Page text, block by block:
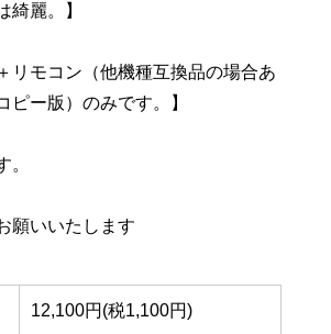
綺麗。】
リモコン（他機種互換品の場合あ
ピー版）のみです。】
。
願いいたします
12,100円(税1,100円)